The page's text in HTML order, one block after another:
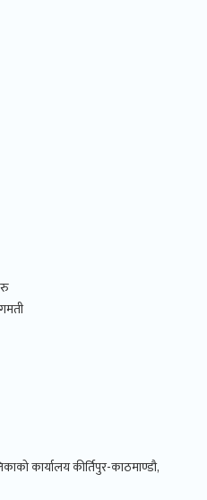
कार्यालय कीर्तिपुर-काठमाण्डौ,